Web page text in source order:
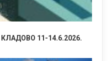
11-14.6.2026.